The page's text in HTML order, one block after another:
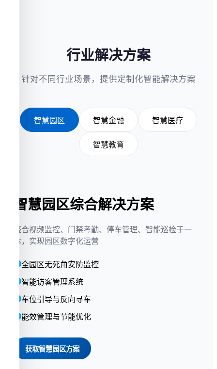
行业解决方案
针对不同行业场景，提供定制化智能解决方案
智慧园区 智慧金融 智慧医疗
智慧教育
智慧园区综合解决方案
整合视频监控、门禁考勤、停车管理、智能巡检于一
体，实现园区数字化运营
全园区无死角安防监控
智能访客管理系统
车位引导与反向寻车
能效管理与节能优化
获取智慧园区方案